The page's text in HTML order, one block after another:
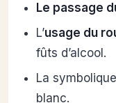
Le passage
L’usage du
fûts d’alcool.
La
blanc.